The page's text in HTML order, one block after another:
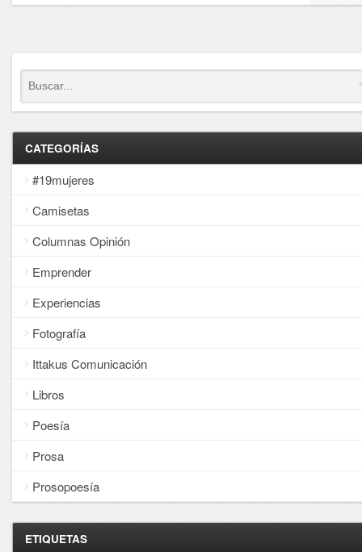
CATEGORÍAS
#19mujeres
Camisetas
Columnas Opinión
Emprender
Experiencias
Fotografía
Ittakus Comunicación
Libros
Poesía
Prosa
Prosopoesía
ETIQUETAS